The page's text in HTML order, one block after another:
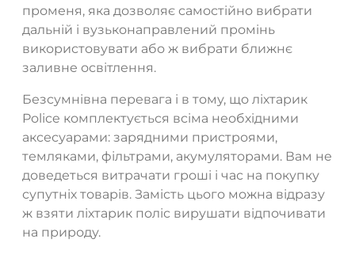
променя, яка дозволяє самостійно вибрати
дальній і вузьконаправлений промінь
використовувати або ж вибрати ближнє
заливне освітлення.
Безсумнівна перевага і в тому, що ліхтарик
Police комплектується всіма необхідними
аксесуарами: зарядними пристроями,
темляками, фільтрами, акумуляторами. Вам не
доведеться витрачати гроші і час на покупку
супутніх товарів. Замість цього можна відразу
ж взяти ліхтарик поліс вирушати відпочивати
на природу.